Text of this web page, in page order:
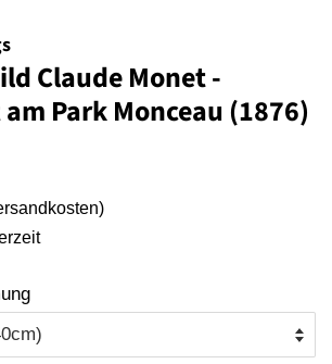
Claude Monet -
Park Monceau (1876)